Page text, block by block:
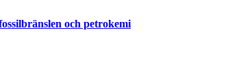
och petrokemi